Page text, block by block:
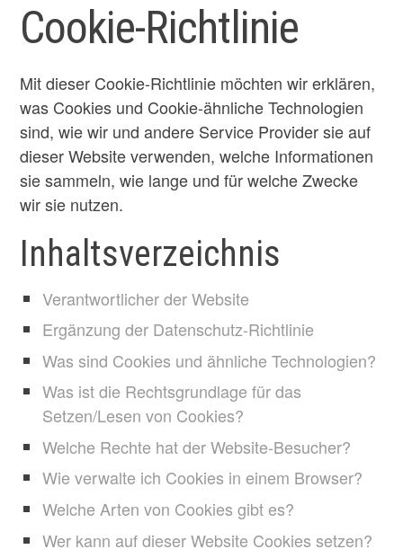
Cookie-Richtlinie
Mit dieser Cookie-Richtlinie möchten wir erklären,
was Cookies und Cookie-ähnliche Technologien
sind, wie wir und andere Service Provider sie auf
dieser Website verwenden, welche Informationen
sie sammeln, wie lange und für welche Zwecke
wir sie nutzen.
Inhaltsverzeichnis
Verantwortlicher der Website
Ergänzung der Datenschutz-Richtlinie
Was sind Cookies und ähnliche Technologien?
Was ist die Rechtsgrundlage für das
Setzen/Lesen von Cookies?
Welche Rechte hat der Website-Besucher?
Wie verwalte ich Cookies in einem Browser?
Welche Arten von Cookies gibt es?
Wer kann auf dieser Website Cookies setzen?